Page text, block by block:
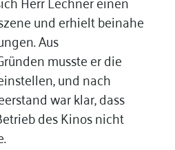
und erhielt beinahe
Aus
musste er die
und nach
war klar, dass
des Kinos nicht